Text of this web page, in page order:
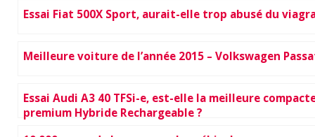
Essai Fiat 500X Sport, aurait-elle trop abusé du
Meilleure voiture de l’année 2015 – Volkswagen
Essai Audi A3 40 TFSi-e, est-elle la meilleure
premium Hybride Rechargeable ?